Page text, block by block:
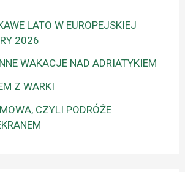
LATO W EUROPEJSKIEJ
2026
WAKACJE NAD ADRIATYKIEM
Z WARKI
CZYLI PODRÓŻE